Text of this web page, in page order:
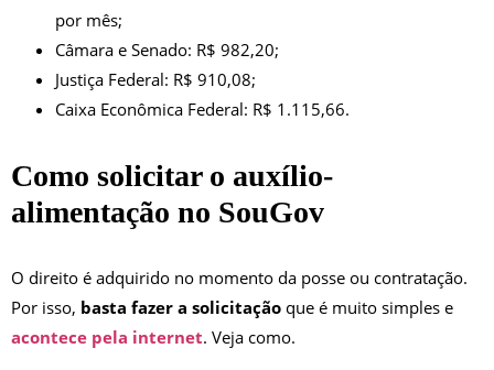
por mês;
Câmara e Senado: R$ 982,20;
Justiça Federal: R$ 910,08;
Caixa Econômica Federal: R$ 1.115,66.
Como solicitar o auxílio-
alimentação no SouGov
O direito é adquirido no momento da posse ou contratação.
Por isso, basta fazer a solicitação que é muito simples e
acontece pela internet. Veja como.